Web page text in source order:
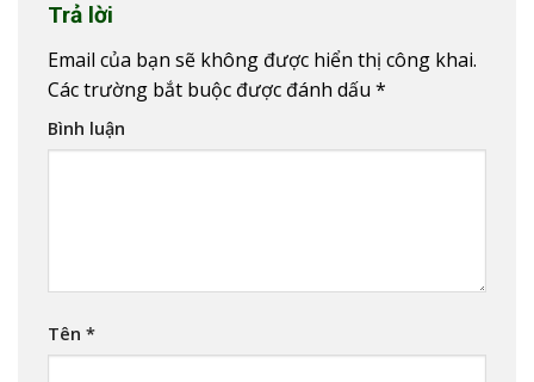
Trả lời
Email của bạn sẽ không được hiển thị công khai.
Các trường bắt buộc được đánh dấu *
Bình luận
Tên *